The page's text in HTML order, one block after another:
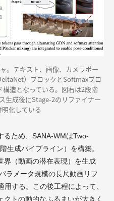
。テキスト、画像、カメラポー
）ブロックとSoftmaxブロ
造となっている。図右は2段階
生成後にStage-2のリファイナー
化している
るため、SANA-WMはTwo-
生成パイプライン）を構築。
界（動画の潜在表現）を生成
ラメータ規模の長尺動画リフ
用する。この後工程によって、
トの動的なふるまいが大きく